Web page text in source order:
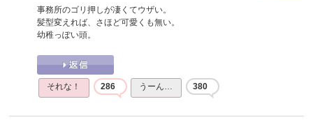
事務所のゴリ押しが凄くてウザい。
髪型変えれば、さほど可愛くも無い。
幼稚っぽい頭。
それな！ 286 うーん… 380